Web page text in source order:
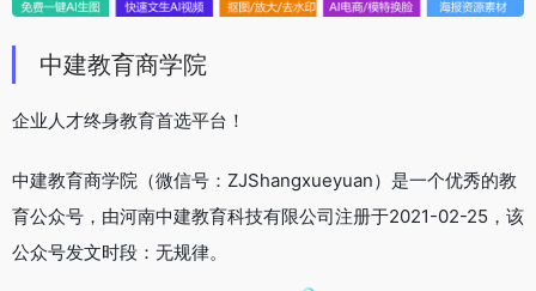
中建教育商学院
企业人才终身教育首选平台！
中建教育商学院（微信号：ZJShangxueyuan）是一个优秀的教
育公众号，由河南中建教育科技有限公司注册于2021-02-25，该
公众号发文时段：无规律。